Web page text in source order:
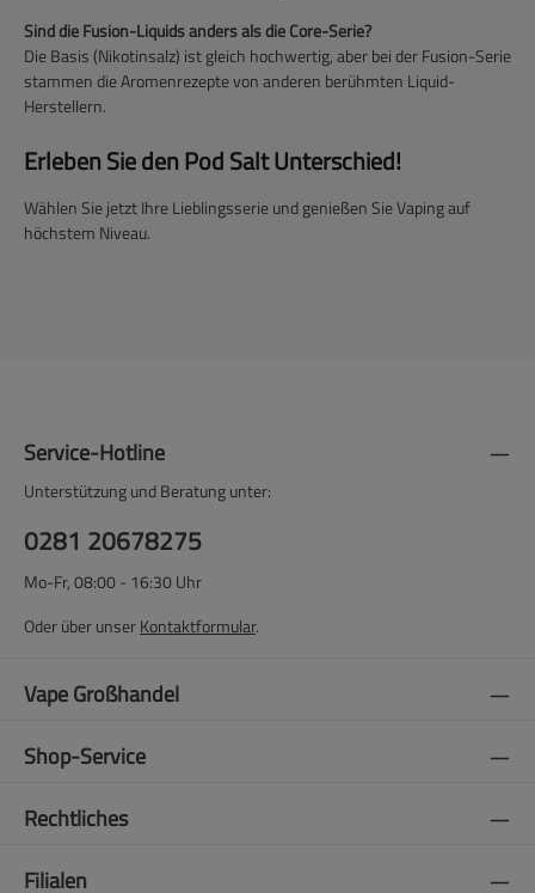
Sind die Fusion-Liquids anders als die Core-Serie?
Die Basis (Nikotinsalz) ist gleich hochwertig, aber bei der Fusion-Serie
stammen die Aromenrezepte von anderen berühmten Liquid-
Herstellern.
Erleben Sie den Pod Salt Unterschied!
Wählen Sie jetzt Ihre Lieblingsserie und genießen Sie Vaping auf
höchstem Niveau.
Service-Hotline
Unterstützung und Beratung unter:
0281 20678275
Mo-Fr, 08:00 - 16:30 Uhr
Oder über unserKontaktformular.
Vape Großhandel
Shop-Service
Rechtliches
Filialen